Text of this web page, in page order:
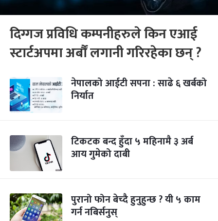
दिग्गज प्रविधि कम्पनीहरुले किन एआई
स्टार्टअपमा अर्बौं लगानी गरिरहेका छन् ?
नेपालको आईटी सपना : साढे ६ खर्बको
निर्यात
टिकटक बन्द हुँदा ५ महिनामै ३ अर्ब
आय गुमेको दाबी
पुरानो फोन बेच्दै हुनुहुन्छ ? यी ५ काम
गर्न नबिर्सनुस्